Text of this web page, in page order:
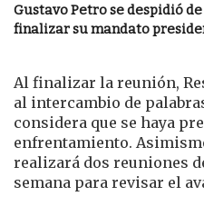
Gustavo Petro se despidió
finalizar su mandato
Al finalizar la reunión,
al intercambio de
considera que se haya
enfrentamiento.
realizará dos reuniones
semana para revisar el